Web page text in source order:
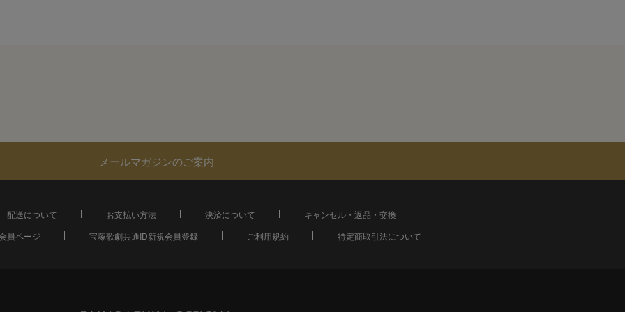
メールマガジンのご案内
配送について お支払い方法 決済について
キャンセル・返品・交換
員ページ 宝塚歌劇共通ID新規会員登録 ご利用規約 特定商取引法について